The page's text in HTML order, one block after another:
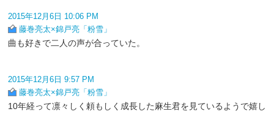
2015年12月6日 10:06 PM
藤巻亮太×錦戸亮「粉雪」
曲も好きで二人の声が合っていた。
2015年12月6日 9:57 PM
藤巻亮太×錦戸亮「粉雪」
10年経って凛々しく頼もしく成長した麻生君を見ているようで嬉し